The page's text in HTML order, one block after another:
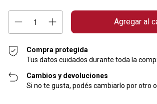
Compra protegida
Tus datos cuidados durante toda la
Cambios y devoluciones
Si no te gusta, podés cambiarlo por otro